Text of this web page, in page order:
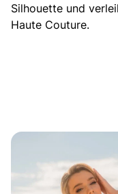
Silhouette und
Haute Couture.